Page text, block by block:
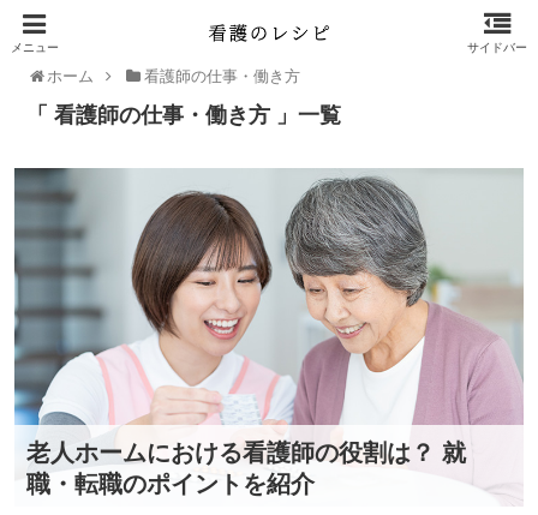
ホーム 看護師の仕事・働き方
「 看護師の仕事・働き方 」一覧
老人ホームにおける看護師の役割は？ 就
職・転職のポイントを紹介